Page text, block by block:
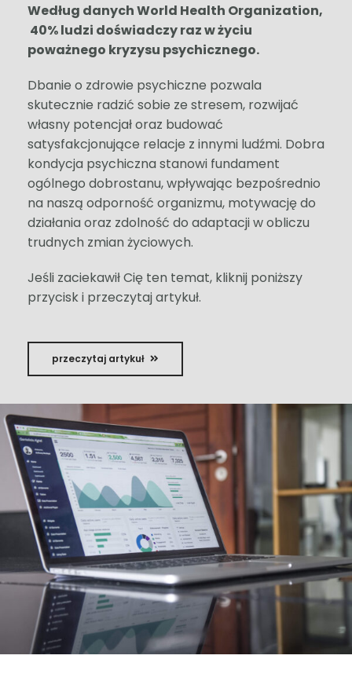
Według danych World Health Organization,
40% ludzi doświadczy raz w życiu
poważnego kryzysu psychicznego.
Dbanie o zdrowie psychiczne pozwala
skutecznie radzić sobie ze stresem, rozwijać
własny potencjał oraz budować
satysfakcjonujące relacje z innymi ludźmi. Dobra
kondycja psychiczna stanowi fundament
ogólnego dobrostanu, wpływając bezpośrednio
na naszą odporność organizmu, motywację do
działania oraz zdolność do adaptacji w obliczu
trudnych zmian życiowych.
Jeśli zaciekawił Cię ten temat, kliknij poniższy
przycisk i przeczytaj artykuł.
przeczytaj artykuł